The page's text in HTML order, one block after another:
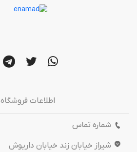
اطلاعات فروشگاه
شماره تماس
شیراز خیابان زند خیابان داریوش